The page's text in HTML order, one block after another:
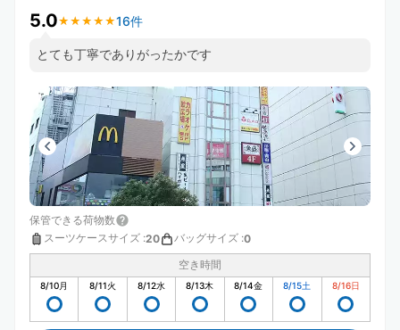
5.0★ ★ ★ ★ ★
★ ★ ★ ★ ★16件
とても丁寧でありがったかです
保管できる荷物数
スーツケースサイズ :20 バッグサイズ :0
空き時間
8/10月 8/11火 8/12水 8/13木 8/14金 8/15土 8/16日